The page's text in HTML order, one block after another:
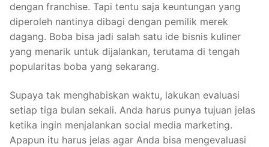
dengan franchise. Tapi tentu saja keuntungan yang
diperoleh nantinya dibagi dengan pemilik merek
dagang. Boba bisa jadi salah satu ide bisnis kuliner
yang menarik untuk dijalankan, terutama di tengah
popularitas boba yang sekarang.
Supaya tak menghabiskan waktu, lakukan evaluasi
setiap tiga bulan sekali. Anda harus punya tujuan jelas
ketika ingin menjalankan social media marketing.
Apapun itu harus jelas agar Anda bisa mengevaluasi